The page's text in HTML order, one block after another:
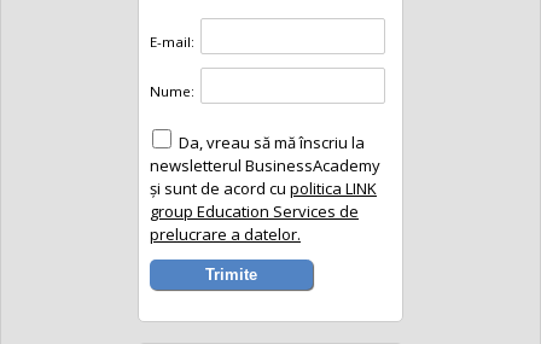
E-mail:
Nume:
Da, vreau să mă înscriu la
newsletterul BusinessAcademy
și sunt de acord cu politica LINK
group Education Services de
prelucrare a datelor.